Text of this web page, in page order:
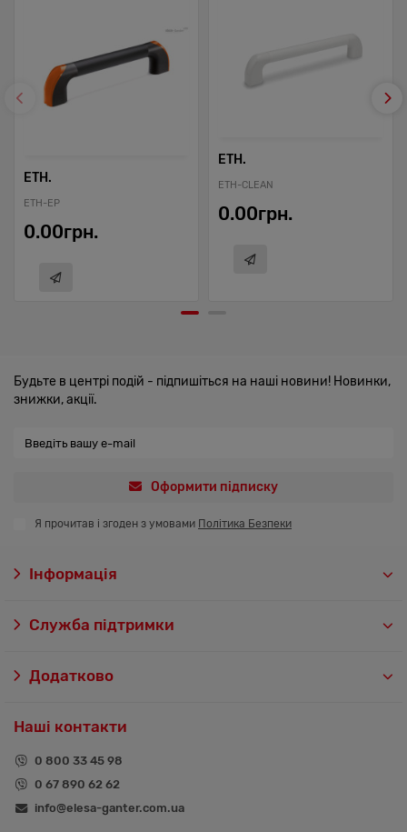
ETH.
ETH-EP
0.00грн.
ETH.
ETH-CLEAN
0.00грн.
Будьте в центрі подій - підпишіться на наші новини! Новинки,
знижки, акції.
Оформити підписку
Я прочитав і згоден з умовами Політика Безпеки
Інформація
Служба підтримки
Додатково
Наші контакти
0 800 33 45 98
0 67 890 62 62
info@elesa-ganter.com.ua